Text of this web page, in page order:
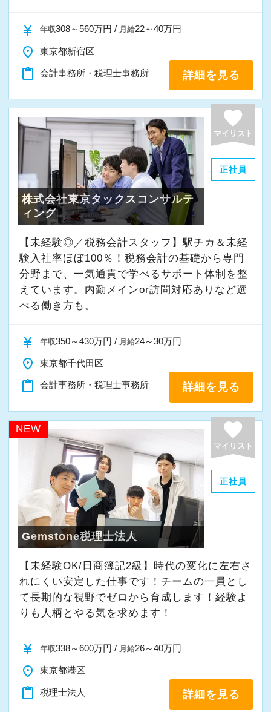
currency_yen 年収308～560万円 / 月給22～40万円
place 東京都新宿区
content_paste 会計事務所・税理士事務所 詳細を見る
favorite
マイリスト
正社員
株式会社東京タックスコンサルテ
ィング
【未経験◎／税務会計スタッフ】駅チカ＆未経
験入社率ほぼ100％！税務会計の基礎から専門
分野まで、一気通貫で学べるサポート体制を整
えています。内勤メインor訪問対応ありなど選
べる働き方も。
currency_yen 年収350～430万円 / 月給24～30万円
place 東京都千代田区
content_paste 会計事務所・税理士事務所 詳細を見る
NEW favorite
マイリスト
正社員
Gemstone税理士法人
【未経験OK/日商簿記2級】時代の変化に左右さ
れにくい安定した仕事です！チームの一員とし
て⻑期的な視野でゼロから育成します！経験よ
りも人柄とやる気を求めます！
currency_yen 年収338～600万円 / 月給26～40万円
place 東京都港区
content_paste 税理士法人 詳細を見る